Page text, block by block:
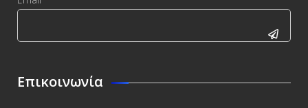
This
Επικοινωνία